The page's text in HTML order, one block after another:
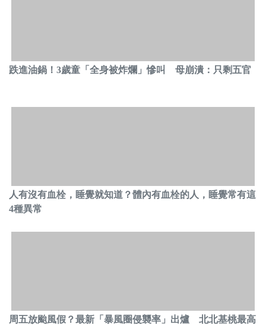
跌進油鍋！3歲童「全身被炸爛」慘叫 母崩潰：只剩五官
人有沒有血栓，睡覺就知道？體內有血栓的人，睡覺常有這
4種異常
周五放颱風假？最新「暴風圈侵襲率」出爐 北北基桃最高